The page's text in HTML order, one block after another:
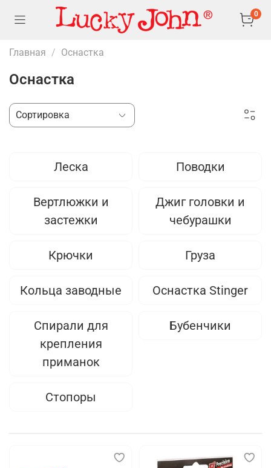
0
Главная Оснастка
Оснастка
Леска Поводки
Вертлюжки и
застежки
Джиг головки и
чебурашки
Крючки Груза
Кольца заводные Оснастка Stinger
Спирали для
крепления
приманок
Бубенчики
Стопоры